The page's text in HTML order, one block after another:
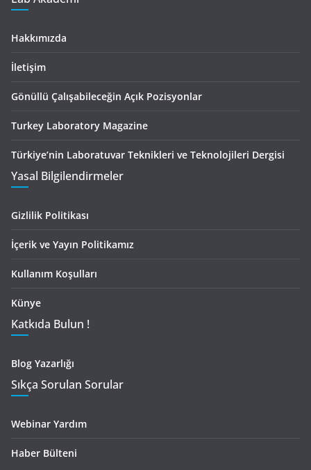
Hakkımızda
İletişim
Gönüllü Çalışabileceğin Açık Pozisyonlar
Turkey Laboratory Magazine
Türkiye’nin Laboratuvar Teknikleri ve Teknolojileri Dergisi
Yasal Bilgilendirmeler
Gizlilik Politikası
İçerik ve Yayın Politikamız
Kullanım Koşulları
Künye
Katkıda Bulun !
Blog Yazarlığı
Sıkça Sorulan Sorular
Webinar Yardım
Haber Bülteni